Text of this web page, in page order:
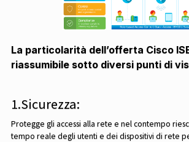
La particolarità dell’offerta Cisco
riassumibile sotto diversi punti di
1.Sicurezza:
Protegge gli accessi alla rete e nel contempo
tempo reale degli utenti e dei dispositivi di rete